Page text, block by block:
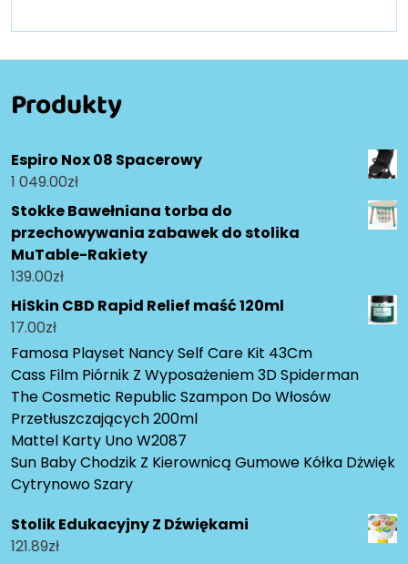
Produkty
Espiro Nox 08 Spacerowy
1 049.00zł
Stokke Bawełniana torba do
przechowywania zabawek do stolika
MuTable-Rakiety
139.00zł
HiSkin CBD Rapid Relief maść 120ml
17.00zł
Famosa Playset Nancy Self Care Kit 43Cm
Cass Film Piórnik Z Wyposażeniem 3D Spiderman
The Cosmetic Republic Szampon Do Włosów
Przetłuszczających 200ml
Mattel Karty Uno W2087
Sun Baby Chodzik Z Kierownicą Gumowe Kółka Dżwięk
Cytrynowo Szary
Stolik Edukacyjny Z Dźwiękami
121.89zł